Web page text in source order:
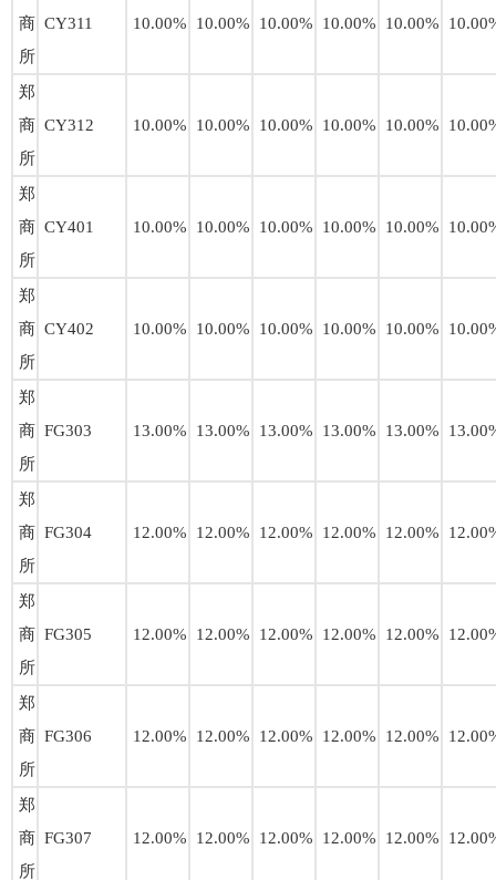
商
所
CY311 10.00% 10.00% 10.00% 10.00% 10.00%
郑
商
所
CY312 10.00% 10.00% 10.00% 10.00% 10.00%
郑
商
所
CY401 10.00% 10.00% 10.00% 10.00% 10.00%
郑
商
所
CY402 10.00% 10.00% 10.00% 10.00% 10.00%
郑
商
所
FG303 13.00% 13.00% 13.00% 13.00% 13.00%
郑
商
所
FG304 12.00% 12.00% 12.00% 12.00% 12.00%
郑
商
所
FG305 12.00% 12.00% 12.00% 12.00% 12.00%
郑
商
所
FG306 12.00% 12.00% 12.00% 12.00% 12.00%
郑
商
所
FG307 12.00% 12.00% 12.00% 12.00% 12.00%